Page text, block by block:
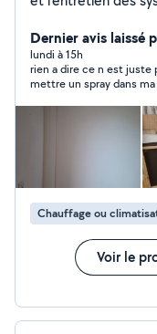
plomberie sanitaire
région Devis gratuit par téléphone Intervention rapide
6/7
Dernier avis laissé
lundi à 15h
rien a dire ce n est juste
mettre un spray dans
Chauffage ou
Voir le